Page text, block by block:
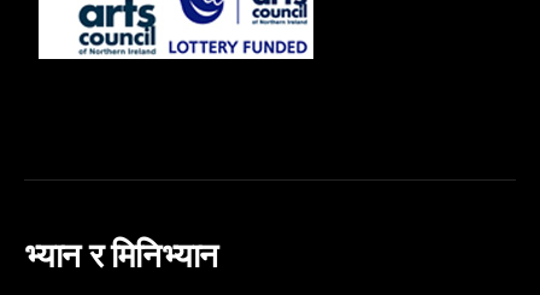
भ्यान र मिनिभ्यान